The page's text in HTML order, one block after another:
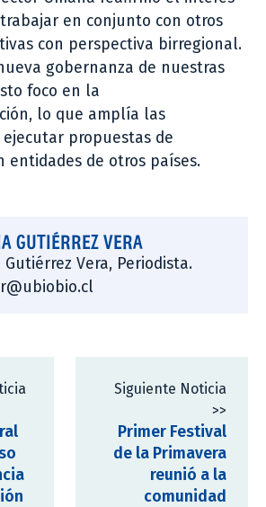
en conjunto con otros
con perspectiva birregional.
gobernanza de nuestras
foco en la
lo que amplía las
propuestas de
entidades de otros países.
GUTIÉRREZ VERA
Gutiérrez Vera, Periodista.
Siguiente Noticia
>>
Primer Festival
de la Primavera
reunió a la
comunidad